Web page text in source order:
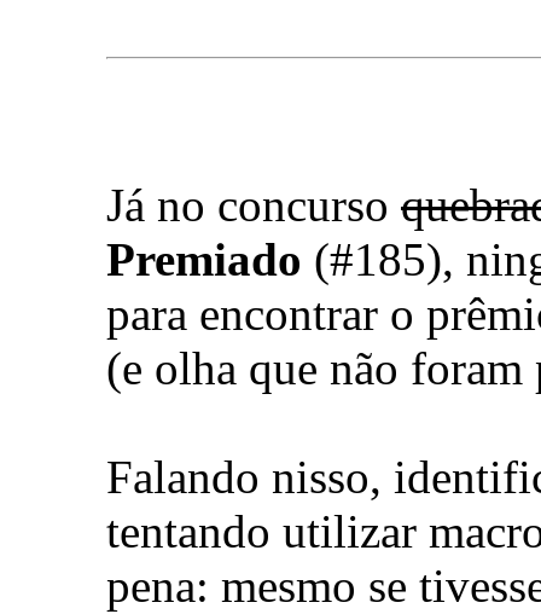
Já no concurso
Premiado (#185),
para encontrar o
(e olha que não
Falando nisso,
tentando utilizar
pena: mesmo se